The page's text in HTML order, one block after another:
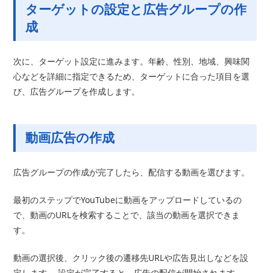
ターゲットの設定と広告グループの作
成
次に、ターゲット設定に進みます。年齢、性別、地域、興味関
心などを詳細に指定できるため、ターゲットに合った項目を選
び、広告グループを作成します。
動画広告の作成
広告グループの作成が完了したら、配信する動画を選びます。
最初のステップでYouTubeに動画をアップロードしているの
で、動画のURLを検索することで、該当の動画を選択できま
す。
動画の選択後、クリック後の遷移先URLや広告見出しなどを設